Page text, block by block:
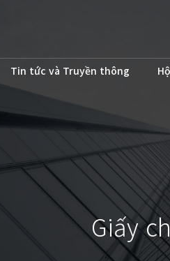
Tin tức và Truyền thông
Giấy